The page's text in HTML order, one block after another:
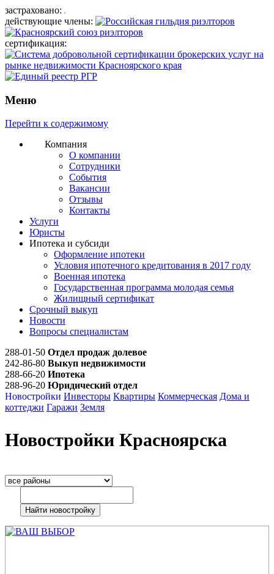
застраховано:
действующие члены:
сертификация:
Меню
Перейти к содержимому
Компания
О компании
Сотрудники
События
Вакансии
Отзывы
Контакты
Услуги
Юристы
Ипотека и субсиди
Оформление ипотеки
Условия ипотечного кредитования в 2017 году
Военная ипотека
Государственная программа молодая семья
Жилищный сертификат
Срочный выкуп
Новости
Вопросы специалистам
288-01-50 Отдел продаж долевое
242-86-80 Выкуп недвижимости
288-66-20 Ипотека
288-96-20 Юридический отдел
Новостройки Инвесторы Квартиры Коммерческая Дома и
коттеджи Гаражи Земля
Новостройки Красноярска